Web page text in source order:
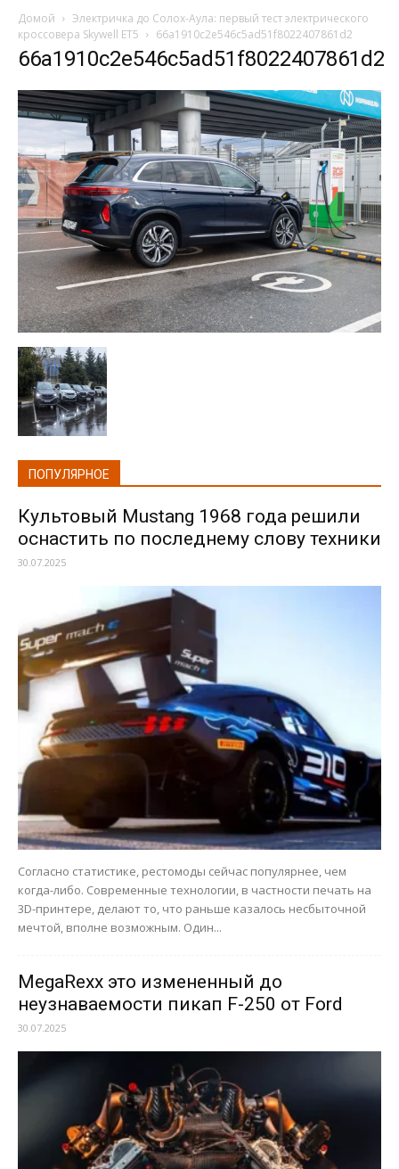
Домой
Электричка до Солох-Аула: первый тест электрического
кроссовера Skywell ET5
66a1910c2e546c5ad51f8022407861d2
66a1910c2e546c5ad51f8022407861d2
ПОПУЛЯРНОЕ
Культовый Mustang 1968 года решили
оснастить по последнему слову техники
30.07.2025
Согласно статистике, рестомоды сейчас популярнее, чем
когда-либо. Современные технологии, в частности печать на
3D-принтере, делают то, что раньше казалось несбыточной
мечтой, вполне возможным. Один...
MegaRexx это измененный до
неузнаваемости пикап F-250 от Ford
30.07.2025